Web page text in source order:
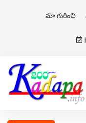
మా గురించి